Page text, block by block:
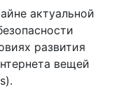
актуальной
развития
вещей